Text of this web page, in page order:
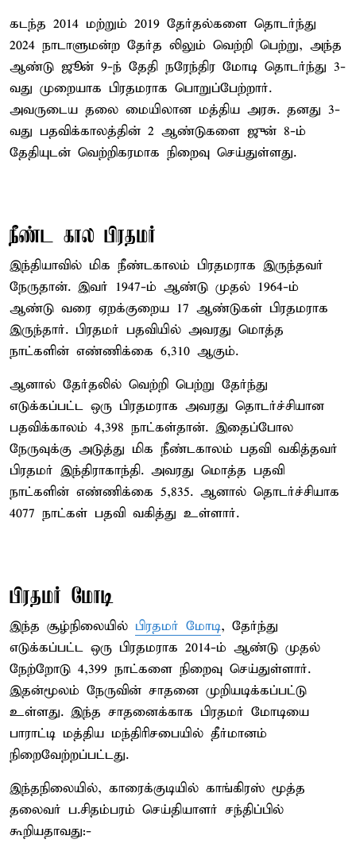
கடந்த 2014 மற்றும் 2019 தேர்தல்களை தொடர்ந்து
2024 நாடாளுமன்ற தேர்த லிலும் வெற்றி பெற்று, அந்த
ஆண்டு ஜூன் 9-ந் தேதி நரேந்திர மோடி தொடர்ந்து 3-
வது முறையாக பிரதமராக பொறுப்பேற்றார்.
அவருடைய தலை மையிலான மத்திய அரசு. தனது 3-
வது பதவிக்காலத்தின் 2 ஆண்டுகளை ஜுன் 8-ம்
தேதியுடன் வெற்றிகரமாக நிறைவு செய்துள்ளது.
நீண்ட கால பிரதமர்
இந்தியாவில் மிக நீண்டகாலம் பிரதமராக இருந்தவர்
நேருதான். இவர் 1947-ம் ஆண்டு முதல் 1964-ம்
ஆண்டு வரை ஏறக்குறைய 17 ஆண்டுகள் பிரதமராக
இருந்தார். பிரதமர் பதவியில் அவரது மொத்த
நாட்களின் எண்ணிக்கை 6,310 ஆகும்.
ஆனால் தேர்தலில் வெற்றி பெற்று தேர்ந்து
எடுக்கப்பட்ட ஒரு பிரதமராக அவரது தொடர்ச்சியான
பதவிக்காலம் 4,398 நாட்கள்தான். இதைப்போல
நேருவுக்கு அடுத்து மிக நீண்டகாலம் பதவி வகித்தவர்
பிரதமர் இந்திராகாந்தி. அவரது மொத்த பதவி
நாட்களின் எண்ணிக்கை 5,835. ஆனால் தொடர்ச்சியாக
4077 நாட்கள் பதவி வகித்து உள்ளார்.
பிரதமர் மோடி
இந்த சூழ்நிலையில் பிரதமர் மோடி, தேர்ந்து
எடுக்கப்பட்ட ஒரு பிரதமராக 2014-ம் ஆண்டு முதல்
நேற்றோடு 4,399 நாட்களை நிறைவு செய்துள்ளார்.
இதன்மூலம் நேருவின் சாதனை முறியடிக்கப்பட்டு
உள்ளது. இந்த சாதனைக்காக பிரதமர் மோடியை
பாராட்டி மத்திய மந்திரிசபையில் தீர்மானம்
நிறைவேற்றப்பட்டது.
இந்தநிலையில், காரைக்குடியில் காங்கிரஸ் மூத்த
தலைவர் ப.சிதம்பரம் செய்தியாளர் சந்திப்பில்
கூறியதாவது:-